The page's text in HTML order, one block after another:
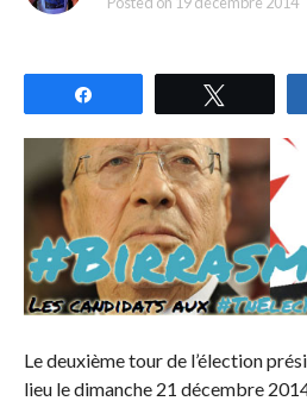
Le deuxième tour de l’élection
lieu le dimanche 21 décembre